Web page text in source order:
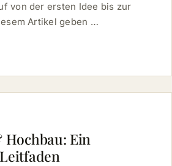
von der ersten Idee bis zur
Artikel geben …
Ein